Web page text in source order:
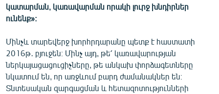
ՏԵՍԱՆՅՈՒԹԵՐ
ԲԱՆԱՎԵՃ
ՁԳՏԵԼՈՎ ԼԱՎԱԳՈՒՅՆԻՆ
ՓՈԴՔԱՍԹ
Հայերեն
կատարման, կառավարման որակի լուրջ խնդիրներ
ունենք»:
Մինչև տարեվերջ խորհրդարանը պետք է հաստատի
2016թ․ բյուջեն։ Մինչ այդ, թե՛ կառավարության
ներկայացացուցիչները, թե անկախ փորձագետները
նկատում են, որ առջևում բարդ ժամանակներ են։
Տնտեսական զարգացման և հետազոտությունների